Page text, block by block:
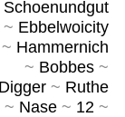
Schoenundgut
~ Ebbelwoicity
~ Hammernich
~ Bobbes~
Digger~ Ruthe
~ Nase~ 12~